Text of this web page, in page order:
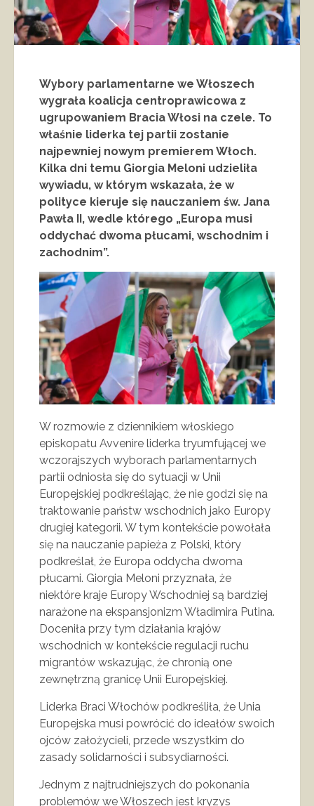
Wybory parlamentarne we Włoszech
wygrała koalicja centroprawicowa z
ugrupowaniem Bracia Włosi na czele. To
właśnie liderka tej partii zostanie
najpewniej nowym premierem Włoch.
Kilka dni temu Giorgia Meloni udzieliła
wywiadu, w którym wskazała, że w
polityce kieruje się nauczaniem św. Jana
Pawła II, wedle którego „Europa musi
oddychać dwoma płucami, wschodnim i
zachodnim”.
W rozmowie z dziennikiem włoskiego
episkopatu Avvenire liderka tryumfującej we
wczorajszych wyborach parlamentarnych
partii odniosła się do sytuacji w Unii
Europejskiej podkreślając, że nie godzi się na
traktowanie państw wschodnich jako Europy
drugiej kategorii. W tym kontekście powołała
się na nauczanie papieża z Polski, który
podkreślał, że Europa oddycha dwoma
płucami. Giorgia Meloni przyznała, że
niektóre kraje Europy Wschodniej są bardziej
narażone na ekspansjonizm Władimira Putina.
Doceniła przy tym działania krajów
wschodnich w kontekście regulacji ruchu
migrantów wskazując, że chronią one
zewnętrzną granicę Unii Europejskiej.
Liderka Braci Włochów podkreśliła, że Unia
Europejska musi powrócić do ideałów swoich
ojców założycieli, przede wszystkim do
zasady solidarności i subsydiarności.
Jednym z najtrudniejszych do pokonania
problemów we Włoszech jest kryzys